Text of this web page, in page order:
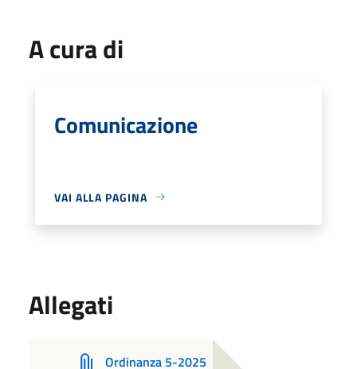
A cura di
Comunicazione
VAI ALLA PAGINA
Allegati
Ordinanza 5-2025